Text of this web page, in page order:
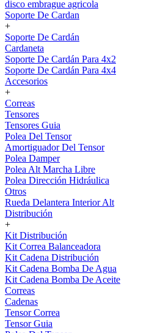
disco embrague agricola
Soporte De Cardan
+
Soporte De Cardán
Cardaneta
Soporte De Cardán Para 4x2
Soporte De Cardán Para 4x4
Accesorios
+
Correas
Tensores
Tensores Guia
Polea Del Tensor
Amortiguador Del Tensor
Polea Damper
Polea Alt Marcha Libre
Polea Dirección Hidráulica
Otros
Rueda Delantera Interior Alt
Distribución
+
Kit Distribución
Kit Correa Balanceadora
Kit Cadena Distribución
Kit Cadena Bomba De Agua
Kit Cadena Bomba De Aceite
Correas
Cadenas
Tensor Correa
Tensor Guia